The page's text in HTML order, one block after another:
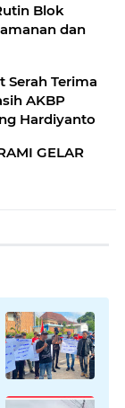
Blok
dan
Serah Terima
AKBP
Hardiyanto
GELAR